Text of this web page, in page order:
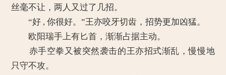
丝毫不让，两人又过了几招。
“好 , 你很好。”王亦咬牙切齿，招势更加凶猛。
欧阳瑞手上有匕首，渐渐占据主动。
赤手空拳又被突然袭击的王亦招式渐乱，慢慢地
只守不攻。